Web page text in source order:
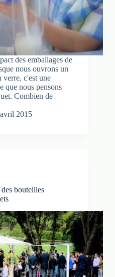
des emballages de
nous ouvrons un
verre, c'est une
que nous pensons
Combien de
2015
bouteilles